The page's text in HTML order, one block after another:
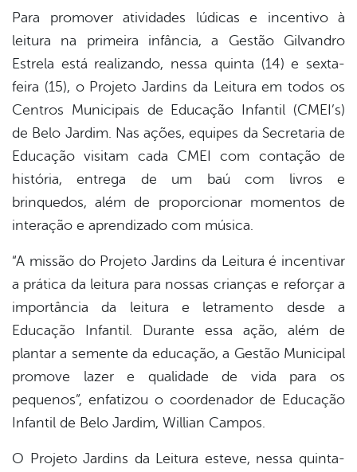
Para promover atividades lúdicas e incentivo à
leitura na primeira infância, a Gestão Gilvandro
Estrela está realizando, nessa quinta (14) e sexta-
feira (15), o Projeto Jardins da Leitura em todos os
Centros Municipais de Educação Infantil (CMEI’s)
de Belo Jardim. Nas ações, equipes da Secretaria de
Educação visitam cada CMEI com contação de
história, entrega de um baú com livros e
brinquedos, além de proporcionar momentos de
interação e aprendizado com música.
“A missão do Projeto Jardins da Leitura é incentivar
a prática da leitura para nossas crianças e reforçar a
importância da leitura e letramento desde a
Educação Infantil. Durante essa ação, além de
plantar a semente da educação, a Gestão Municipal
promove lazer e qualidade de vida para os
pequenos”, enfatizou o coordenador de Educação
Infantil de Belo Jardim, Willian Campos.
O Projeto Jardins da Leitura esteve, nessa quinta-